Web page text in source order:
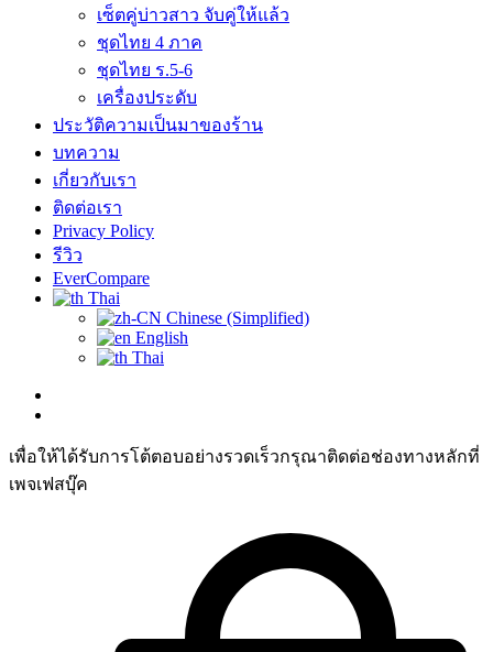
เซ็ตคู่บ่าวสาว จับคู่ให้แล้ว
ชุดไทย 4 ภาค
ชุดไทย ร.5-6
เครื่องประดับ
ประวัติความเป็นมาของร้าน
บทความ
เกี่ยวกับเรา
ติดต่อเรา
Privacy Policy
รีวิว
EverCompare
Thai
Chinese (Simplified)
English
Thai
เพื่อให้ได้รับการโต้ตอบอย่างรวดเร็วกรุณาติดต่อช่องทางหลักที่
เพจเฟสบุ๊ค